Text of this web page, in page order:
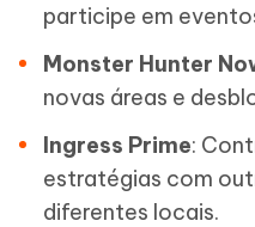
participe em
Monster Hunter
novas áreas e
Ingress Prime:
estratégias com
diferentes locais.